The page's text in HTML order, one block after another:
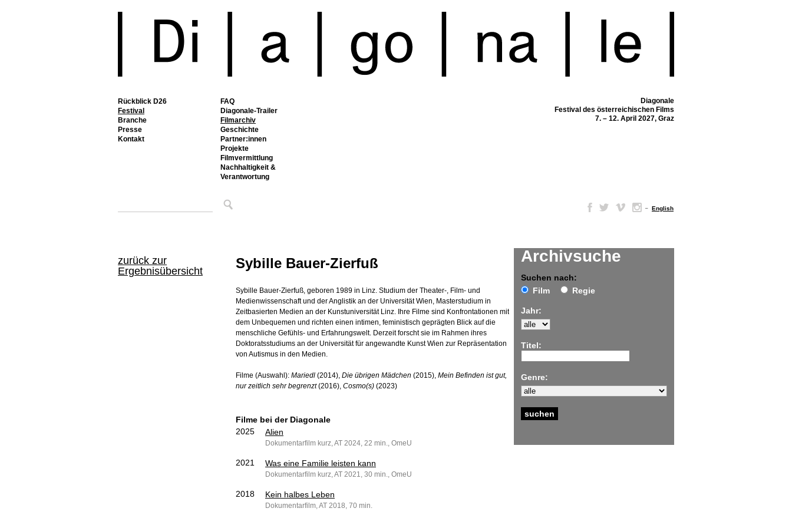
Rückblick D26
Festival
FAQ
Diagonale-Trailer
Filmarchiv
Geschichte
Partner:innen
Projekte
Filmvermittlung
Nachhaltigkeit &
Verantwortung
Branche
Presse
Kontakt
Diagonale
Festival des österreichischen Films
7. – 12. April 2027, Graz
– English
zurück zur
Ergebnisübersicht
Archivsuche
Suchen nach:
Film
Regie
Jahr:
Titel:
Genre:
Sybille Bauer-Zierfuß
Sybille Bauer-Zierfuß, geboren 1989 in Linz. Studium der Theater-, Film- und
Medienwissenschaft und der Anglistik an der Universität Wien, Masterstudium in
Zeitbasierten Medien an der Kunstuniversität Linz. Ihre Filme sind Konfrontationen mit
dem Unbequemen und richten einen intimen, feministisch geprägten Blick auf die
menschliche Gefühls- und Erfahrungswelt. Derzeit forscht sie im Rahmen ihres
Doktoratsstudiums an der Universität für angewandte Kunst Wien zur Repräsentation
von Autismus in den Medien.
Filme (Auswahl): Mariedl (2014), Die übrigen Mädchen (2015), Mein Befinden ist gut,
nur zeitlich sehr begrenzt(2016), Cosmo(s) (2023)
Filme bei der Diagonale
2025
Alien
Dokumentarfilm kurz, AT 2024, 22 min., OmeU
2021 Was eine Familie leisten kann
Dokumentarfilm kurz, AT 2021, 30 min., OmeU
2018 Kein halbes Leben
Dokumentarfilm, AT 2018, 70 min.